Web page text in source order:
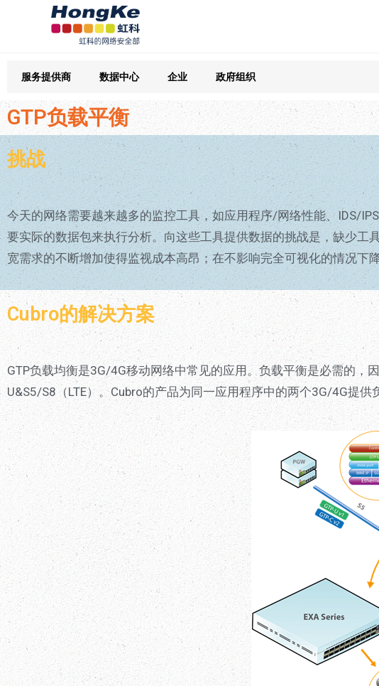
服务提供商 数据中心 企业 政府组织
GTP负载平衡
挑战
今天的网络需要越来越多的监控工具，如应用程序/网络性能、IDS/
要实际的数据包来执行分析。向这些工具提供数据的挑战是，缺少
宽需求的不断增加使得监视成本高昂；在不影响完全可视化的情况下
Cubro的解决方案
GTP负载均衡是3G/4G移动网络中常见的应用。负载平衡是必需的，
U&S5/S8（LTE）。Cubro的产品为同一应用程序中的两个3G/4G提供